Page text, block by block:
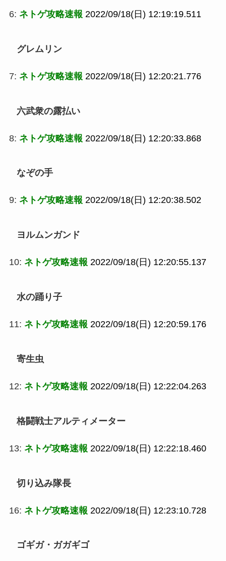
6: ネトゲ攻略速報 2022/09/18(日) 12:19:19.511
グレムリン
7: ネトゲ攻略速報 2022/09/18(日) 12:20:21.776
六武衆の露払い
8: ネトゲ攻略速報 2022/09/18(日) 12:20:33.868
なぞの手
9: ネトゲ攻略速報 2022/09/18(日) 12:20:38.502
ヨルムンガンド
10: ネトゲ攻略速報 2022/09/18(日) 12:20:55.137
水の踊り子
11: ネトゲ攻略速報 2022/09/18(日) 12:20:59.176
寄生虫
12: ネトゲ攻略速報 2022/09/18(日) 12:22:04.263
格闘戦士アルティメーター
13: ネトゲ攻略速報 2022/09/18(日) 12:22:18.460
切り込み隊長
16: ネトゲ攻略速報 2022/09/18(日) 12:23:10.728
ゴギガ・ガガギゴ